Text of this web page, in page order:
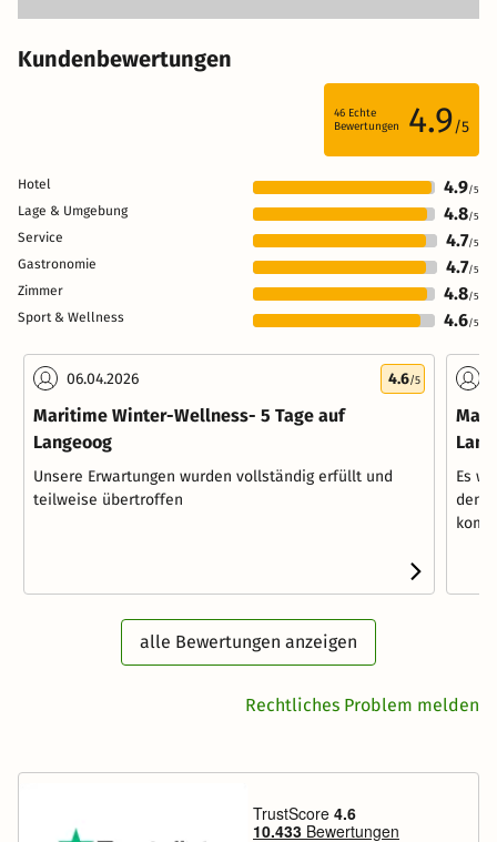
Kundenbewertungen
46 Echte
Bewertungen
4.9/5
Hotel 4.9/5
Lage & Umgebung 4.8/5
Service 4.7/5
Gastronomie 4.7/5
Zimmer 4.8/5
Sport & Wellness 4.6/5
06.04.2026 4.6/5
Maritime Winter-Wellness- 5 Tage auf
Langeoog
Unsere Erwartungen wurden vollständig erfüllt und
teilweise übertroffen
Es
den
alle Bewertungen anzeigen
Rechtliches Problem melden